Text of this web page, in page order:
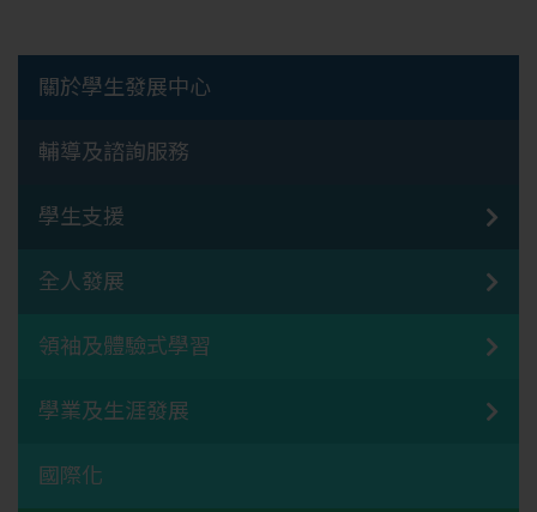
關於學生發展中心
輔導及諮詢服務
學生支援
全人發展
領袖及體驗式學習
學業及生涯發展
國際化